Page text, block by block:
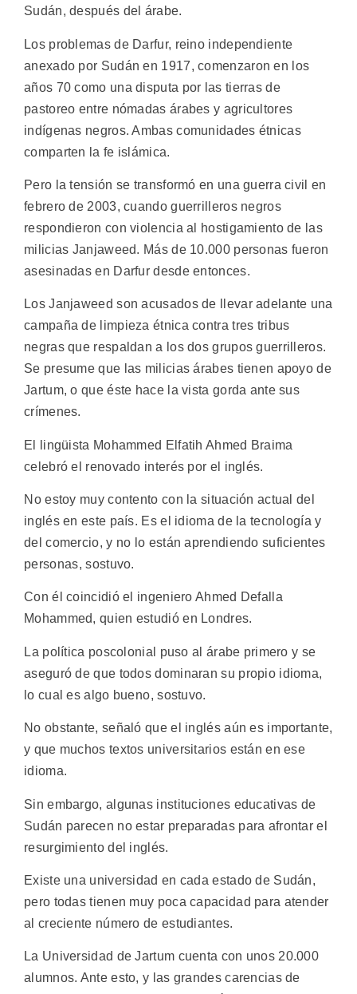
Sudán, después del árabe.
Los problemas de Darfur, reino independiente
anexado por Sudán en 1917, comenzaron en los
años 70 como una disputa por las tierras de
pastoreo entre nómadas árabes y agricultores
indígenas negros. Ambas comunidades étnicas
comparten la fe islámica.
Pero la tensión se transformó en una guerra civil en
febrero de 2003, cuando guerrilleros negros
respondieron con violencia al hostigamiento de las
milicias Janjaweed. Más de 10.000 personas fueron
asesinadas en Darfur desde entonces.
Los Janjaweed son acusados de llevar adelante una
campaña de limpieza étnica contra tres tribus
negras que respaldan a los dos grupos guerrilleros.
Se presume que las milicias árabes tienen apoyo de
Jartum, o que éste hace la vista gorda ante sus
crímenes.
El lingüista Mohammed Elfatih Ahmed Braima
celebró el renovado interés por el inglés.
No estoy muy contento con la situación actual del
inglés en este país. Es el idioma de la tecnología y
del comercio, y no lo están aprendiendo suficientes
personas, sostuvo.
Con él coincidió el ingeniero Ahmed Defalla
Mohammed, quien estudió en Londres.
La política poscolonial puso al árabe primero y se
aseguró de que todos dominaran su propio idioma,
lo cual es algo bueno, sostuvo.
No obstante, señaló que el inglés aún es importante,
y que muchos textos universitarios están en ese
idioma.
Sin embargo, algunas instituciones educativas de
Sudán parecen no estar preparadas para afrontar el
resurgimiento del inglés.
Existe una universidad en cada estado de Sudán,
pero todas tienen muy poca capacidad para atender
al creciente número de estudiantes.
La Universidad de Jartum cuenta con unos 20.000
alumnos. Ante esto, y las grandes carencias de